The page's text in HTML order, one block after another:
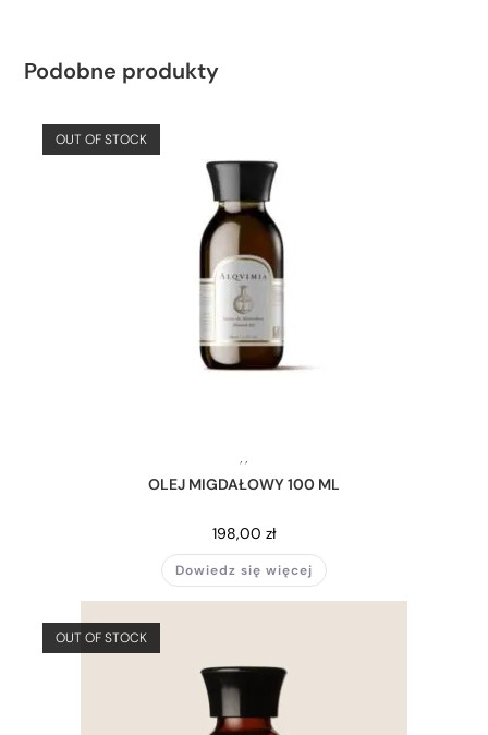
Podobne produkty
OUT OF STOCK
,,
OLEJ MIGDAŁOWY 100 ML
198,00 zł
Dowiedz się więcej
OUT OF STOCK